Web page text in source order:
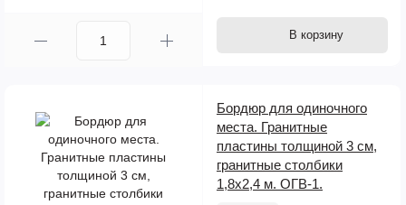
В корзину
Бордюр для одиночного
места. Гранитные
пластины толщиной 3 см,
гранитные столбики
1,8х2,4 м. ОГВ-1.